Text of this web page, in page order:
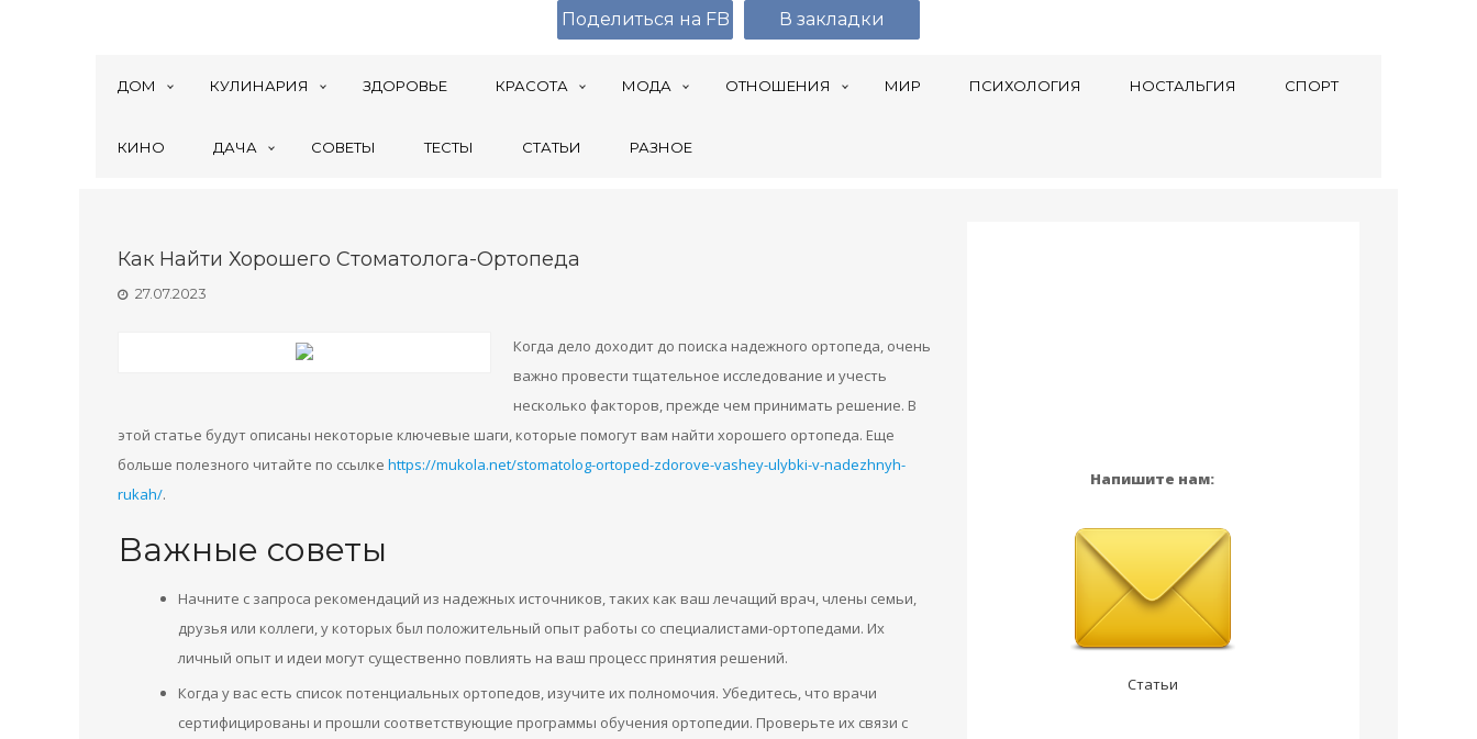
ДОМ КУЛИНАРИЯ ЗДОРОВЬЕ КРАСОТА МОДА ОТНОШЕНИЯ МИР ПСИХОЛОГИЯ НОСТАЛЬГИЯ СПОРТ
КИНО ДАЧА СОВЕТЫ ТЕСТЫ СТАТЬИ РАЗНОЕ
Как Найти Хорошего Стоматолога-Ортопеда
27.07.2023
Когда дело доходит до поиска надежного ортопеда, очень
важно провести тщательное исследование и учесть
несколько факторов, прежде чем принимать решение. В
этой статье будут описаны некоторые ключевые шаги, которые помогут вам найти хорошего ортопеда. Еще
больше полезного читайте по ссылке https://mukola.net/stomatolog-ortoped-zdorove-vashey-ulybki-v-nadezhnyh-
rukah/.
Важные советы
Начните с запроса рекомендаций из надежных источников, таких как ваш лечащий врач, члены семьи,
друзья или коллеги, у которых был положительный опыт работы со специалистами-ортопедами. Их
личный опыт и идеи могут существенно повлиять на ваш процесс принятия решений.
Когда у вас есть список потенциальных ортопедов, изучите их полномочия. Убедитесь, что врачи
сертифицированы и прошли соответствующие программы обучения ортопедии. Проверьте их связи с
Напишите нам:
Статьи
Поделиться на FB В закладки